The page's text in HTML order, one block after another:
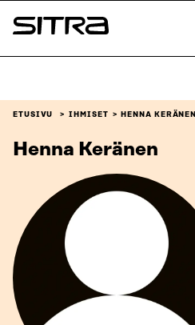
Siirry
suoraan
Sitra
ETUSIVU IHMISET HENNA KERÄNEN
Henna Keränen